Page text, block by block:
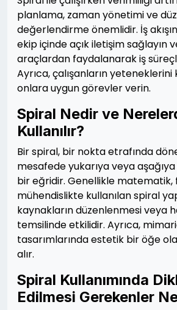
planlama, zaman yönetimi ve
değerlendirme önemlidir. İş
ekip içinde açık iletişim sağlayın
araçlardan faydalanarak iş
Ayrıca, çalışanların
onlara uygun görevler verin.
Spiral Nedir ve
Kullanılır?
Bir spiral, bir nokta etrafında
mesafede yukarıya veya
bir eğridir. Genellikle matematik,
mühendislikte kullanılan spiral
kaynakların düzenlenmesi veya
temsilinde etkilidir. Ayrıca,
tasarımlarında estetik bir öğe
alır.
Spiral Kullanımında
Edilmesi Gerekenler